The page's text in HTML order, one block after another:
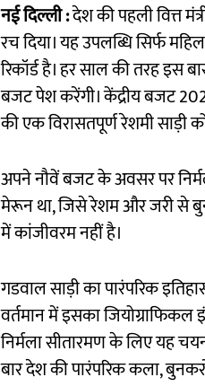
नई दिल्ली :देश की पहली वित्त
रच दिया। यह उपलब्धि सिर्फ
रिकॉर्ड है। हर साल की तरह इस
बजट पेश करेंगी। केंद्रीय बजट
की एक विरासतपूर्ण रेशमी साड़ी
अपने नौवें बजट के अवसर पर
मेरून था, जिसे रेशम और जरी से
में कांजीवरम नहीं है।
गडवाल साड़ी का पारंपरिक
वर्तमान में इसका
निर्मला सीतारमण के लिए यह
बार देश की पारंपरिक कला,